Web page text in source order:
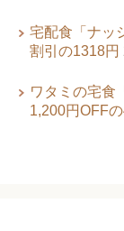
宅配食「ナッ
割引の1318円
ワタミの宅食
1,200円OFF